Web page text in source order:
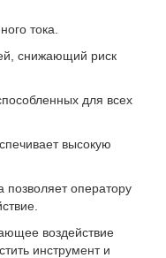
тока.
снижающий риск
для всех
высокую
позволяет оператору
воздействие
инструмент и